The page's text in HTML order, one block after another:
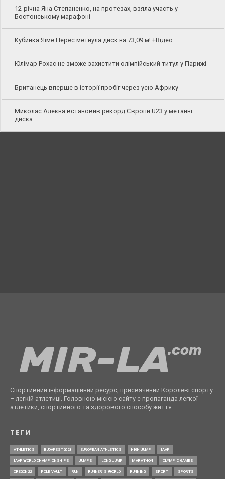
12-річна Яна Степаненко, на протезах, взяла участь у
Бостонському марафоні
Кубинка Яіме Перес метнула диск на 73,09 м! +Відео
Юлімар Рохас не зможе захистити олімпійський титул у Парижі
Британець вперше в історії пробіг через усю Африку
Миколас Алекна встановив рекорд Європи U23 у метанні
диска
Спортивний інформаційний ресурс, присвячений Королеві спорту
– легкій атлетиці. Головною місією сайту є пропаганда легкої
атлетики, спортивного та здорового способу життя.
ТЕГИ
ATHLETICS BUDAPEST2023 EUROPEAN ATHLETICS HIGH JUMP IAAF
IAAF WORLD CHAMPIONSHIPS JUMPS LONG JUMP MARATHON OLYMPIC GAMES
OREGON22 POLE VAULT RUN RUNNER’S WORLD RUNNING SPORT SPORTS